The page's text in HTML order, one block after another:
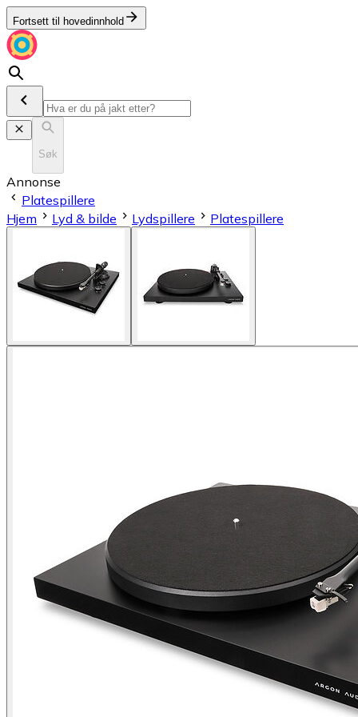
Fortsett til hovedinnhold
Søk
Annonse
Platespillere
Hjem
Lyd & bilde Lydspillere Platespillere